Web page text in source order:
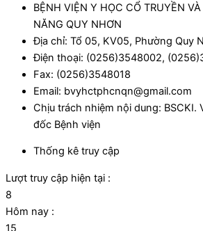
BỆNH VIỆN Y HỌC CỔ TRUYỀN
NĂNG QUY NHƠN
Địa chỉ: Tổ 05, KV05, Phường Quy
Điện thoại: (0256)3548002,
Fax: (0256)3548018
Email: bvyhctphcnqn@gmail.com
Chịu trách nhiệm nội dung: BSCKI.
đốc Bệnh viện
Thống kê truy cập
Lượt truy cập hiện tại :
8
Hôm nay :
15